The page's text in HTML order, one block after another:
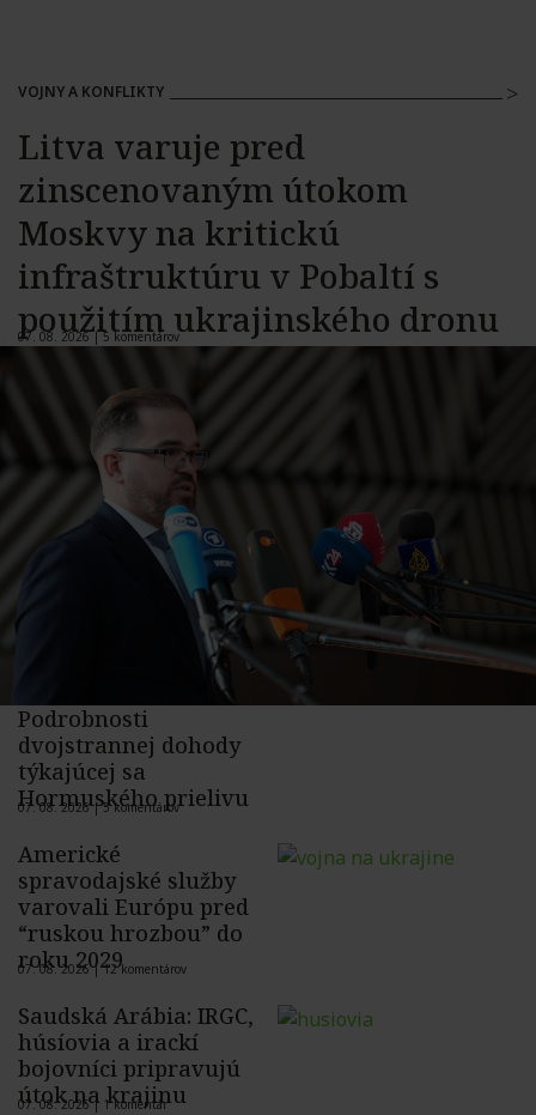
VOJNY A KONFLIKTY
Litva varuje pred
zinscenovaným útokom
Moskvy na kritickú
infraštruktúru v Pobaltí s
použitím ukrajinského dronu
07. 08. 2026 |5 komentárov
Podrobnosti
dvojstrannej dohody
týkajúcej sa
Hormuského prielivu
07. 08. 2026 |5 komentárov
Americké
spravodajské služby
varovali Európu pred
“ruskou hrozbou” do
roku 2029
07. 08. 2026 |12 komentárov
Saudská Arábia: IRGC,
húsíovia a irackí
bojovníci pripravujú
útok na krajinu
07. 08. 2026 | 1 komentár